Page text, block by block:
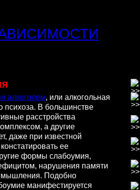
алкоголем, или алкогольная
психоза. В большинстве
расстройства
а другие
даже при известной
ее
формы слабоумия,
нарушения памяти
мышления. Подобно
манифестируется